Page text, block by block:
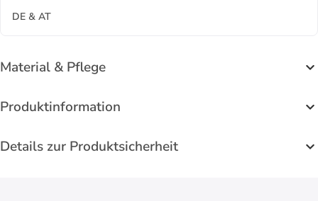
DE & AT
Material & Pflege
Produktinformation
Details zur Produktsicherheit